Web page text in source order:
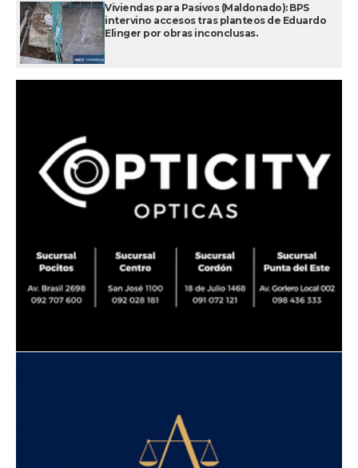
Viviendas para Pasivos (Maldonado): BPS
intervino accesos tras planteos de Eduardo
Elinger por obras inconclusas.